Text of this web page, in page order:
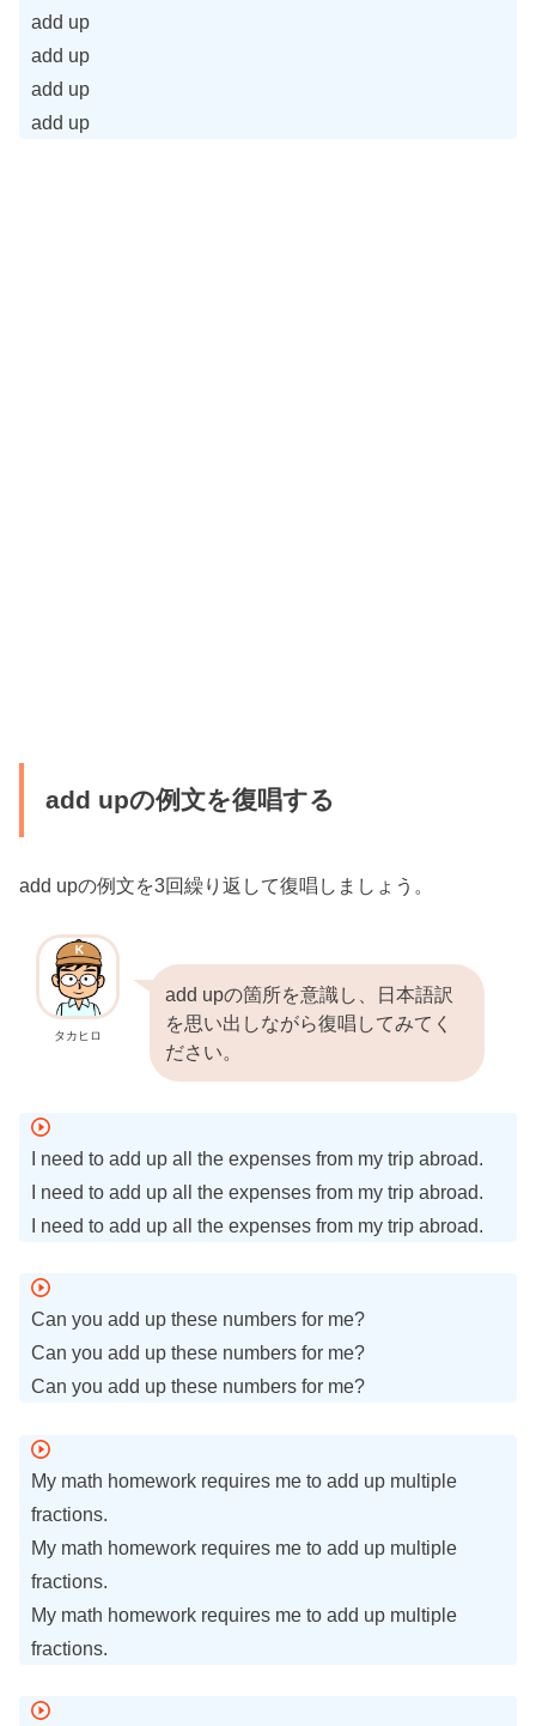
add up
add up
add up
add up
add upの例文を復唱する
add upの例文を3回繰り返して復唱しましょう。
タカヒロ
add upの箇所を意識し、日本語訳
を思い出しながら復唱してみてく
ださい。
I need to add up all the expenses from my trip abroad.
I need to add up all the expenses from my trip abroad.
I need to add up all the expenses from my trip abroad.
Can you add up these numbers for me?
Can you add up these numbers for me?
Can you add up these numbers for me?
My math homework requires me to add up multiple
fractions.
My math homework requires me to add up multiple
fractions.
My math homework requires me to add up multiple
fractions.